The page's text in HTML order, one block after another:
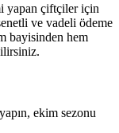
yapan çiftçiler için
ve vadeli ödeme
bayisinden hem
ekim sezonu